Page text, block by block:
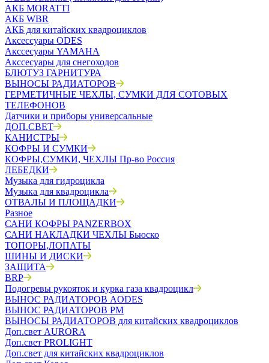
АКБ MORATTI
АКБ WBR
АКБ для китайских квадроциклов
Аксессуары ODES
Акссесуары YAMAHA
Акссесуары для снегоходов
БЛЮТУЗ ГАРНИТУРА
ВЫНОСЫ РАДИАТОРОВ
ГЕРМЕТИЧНЫЕ ЧЕХЛЫ, СУМКИ ДЛЯ СОТОВЫХ
ТЕЛЕФОНОВ
Датчики и приборы универсальные
ДОП.СВЕТ
КАНИСТРЫ
КОФРЫ И СУМКИ
КОФРЫ,СУМКИ, ЧЕХЛЫ Пр-во Россия
ЛЕБЕДКИ
Музыка для гидроцикла
Музыка для квадроцикла
ОТВАЛЫ И ПЛОЩАДКИ
Разное
САНИ КОФРЫ PANZERBOX
САНИ НАКЛАДКИ ЧЕХЛЫ Бьюско
ТОПОРЫ,ЛОПАТЫ
ШИНЫ И ДИСКИ
ЗАЩИТА
BRP
Подогревы рукояток и курка газа квадроцикл
ВЫНОС РАДИАТОРОВ AODES
ВЫНОС РАДИАТОРОВ РМ
ВЫНОСЫ РАДИАТОРОВ для китайских квадроциклов
Доп.свет AURORA
Доп.свет PROLIGHT
Доп.свет для китайских квадроциклов